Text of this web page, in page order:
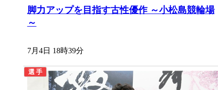
脚力アップを目指す古性優作 ～小松島競輪場
～
7月4日 18時39分